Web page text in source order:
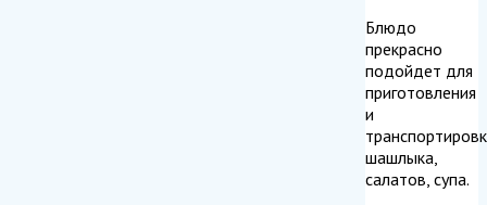
Блюдо
прекрасно
подойдет для
приготовления
и
шашлыка,
салатов, супа.